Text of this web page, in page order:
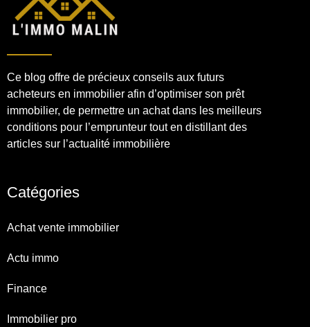
Ce blog offre de précieux conseils aux futurs
acheteurs en immobilier afin d’optimiser son prêt
immobilier, de permettre un achat dans les meilleurs
conditions pour l’emprunteur tout en distillant des
articles sur l’actualité immobilière
Catégories
Achat vente immobilier
Actu immo
Finance
Immobilier pro